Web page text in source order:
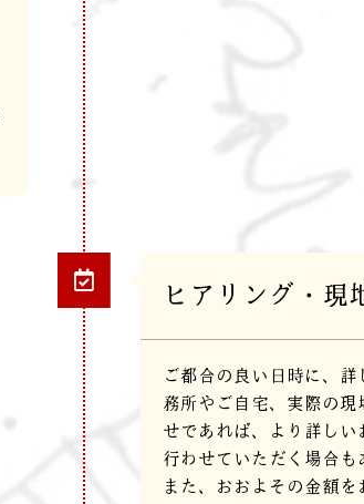
ヒアリング・現
ご都合の良い日時に、
務所やご自宅、実際の
せであれば、より詳し
行わせていただく場合も
また、おおよその金額